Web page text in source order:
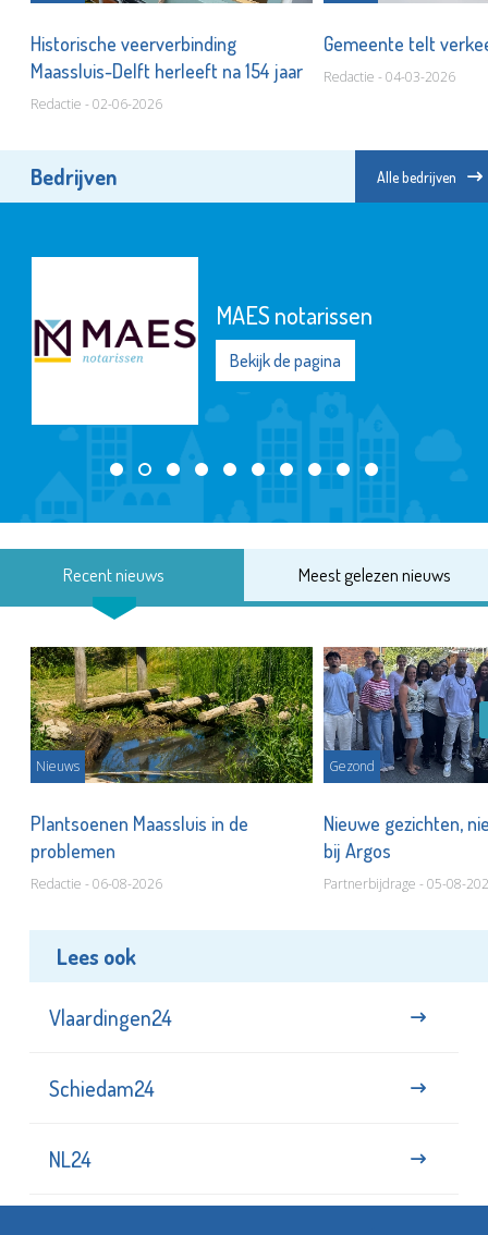
Historische veerverbinding
Maassluis-Delft herleeft na 154 jaar
Redactie - 02-06-2026
Gemeente telt
Redactie - 04-03-2026
Bedrijven Alle bedrijven
MAES notarissen
Bekijk de pagina
Recent nieuws Meest gelezen nieuws
Nieuws
Plantsoenen Maassluis in de
problemen
Redactie - 06-08-2026
Gezond
Nieuwe gezichten,
bij Argos
Partnerbijdrage - 05-08-
Lees ook
Vlaardingen24
Schiedam24
NL24